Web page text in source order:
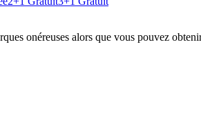
onéreuses alors que vous pouvez